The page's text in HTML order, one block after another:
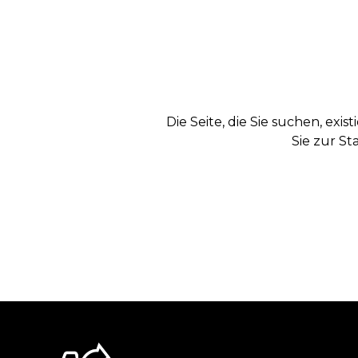
Die Seite, die Sie suchen,
Sie zur